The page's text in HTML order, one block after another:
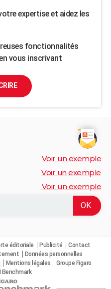
expertise et aidez les
fonctionnalités
vous inscrivant
Voir un exemple
Voir un exemple
Voir un exemple
éditoriale Publicité
Contact
Données personnelles
Mentions légales
Groupe Figaro
Benchmark